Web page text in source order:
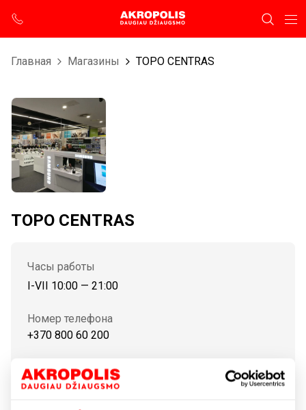
Главная Магазины TOPO CENTRAS
TOPO CENTRAS
Часы работы
I-VII 10:00 — 21:00
Номер телефона
+370 800 60 200
Сайт
https://www.topocentras.lt